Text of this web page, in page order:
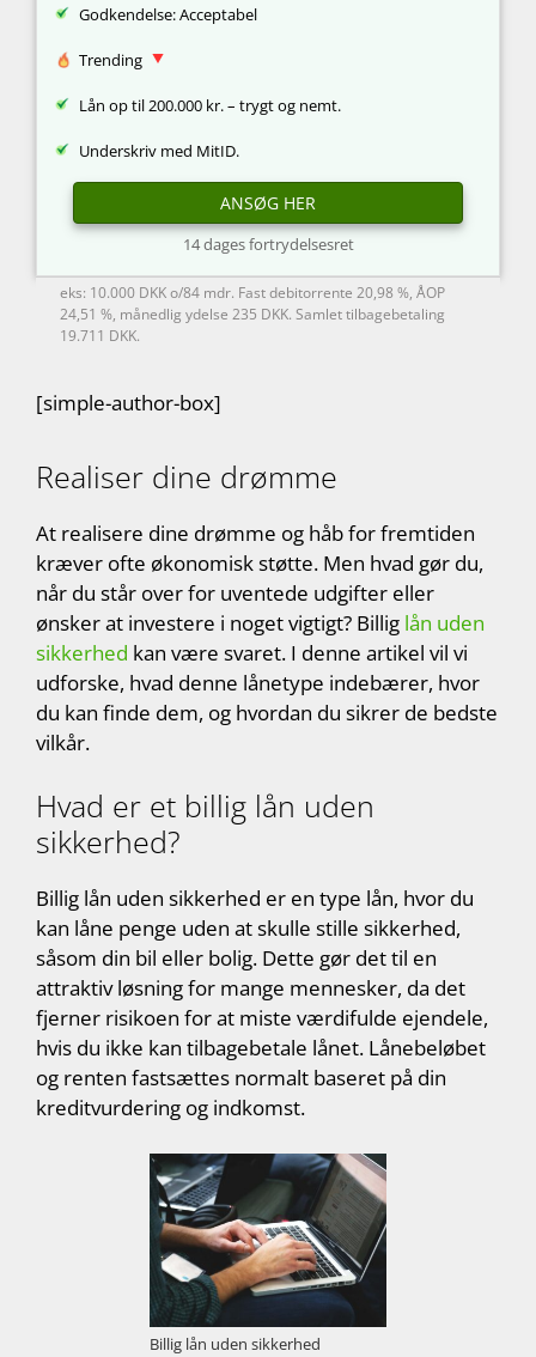
Godkendelse: Acceptabel
Trending
Lån op til 200.000 kr. – trygt og nemt.
Underskriv med MitID.
ANSØG HER
14 dages fortrydelsesret
eks: 10.000 DKK o/84 mdr. Fast debitorrente 20,98 %, ÅOP
24,51 %, månedlig ydelse 235 DKK. Samlet tilbagebetaling
19.711 DKK.
[simple-author-box]
Realiser dine drømme
At realisere dine drømme og håb for fremtiden
kræver ofte økonomisk støtte. Men hvad gør du,
når du står over for uventede udgifter eller
ønsker at investere i noget vigtigt? Billig lån uden
sikkerhed kan være svaret. I denne artikel vil vi
udforske, hvad denne lånetype indebærer, hvor
du kan finde dem, og hvordan du sikrer de bedste
vilkår.
Hvad er et billig lån uden
sikkerhed?
Billig lån uden sikkerhed er en type lån, hvor du
kan låne penge uden at skulle stille sikkerhed,
såsom din bil eller bolig. Dette gør det til en
attraktiv løsning for mange mennesker, da det
fjerner risikoen for at miste værdifulde ejendele,
hvis du ikke kan tilbagebetale lånet. Lånebeløbet
og renten fastsættes normalt baseret på din
kreditvurdering og indkomst.
Billig lån uden sikkerhed